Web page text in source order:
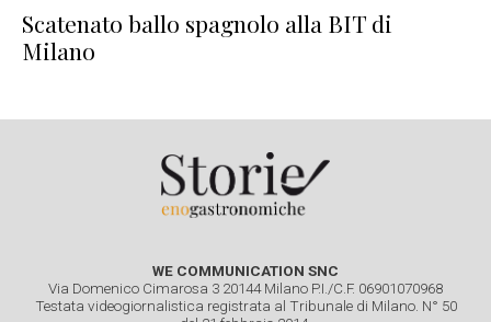
Scatenato ballo spagnolo alla BIT di
Milano
WE COMMUNICATION SNC
Via Domenico Cimarosa 3 20144 Milano P.I./C.F. 06901070968
Testata videogiornalistica registrata al Tribunale di Milano. N° 50